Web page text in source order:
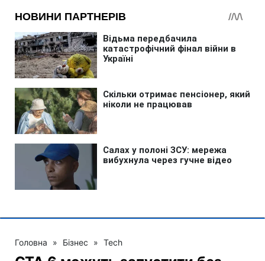
Головна » Бізнес » Tech